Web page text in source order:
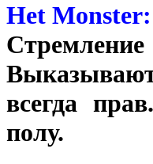
Het Monster:
всегда
полу.